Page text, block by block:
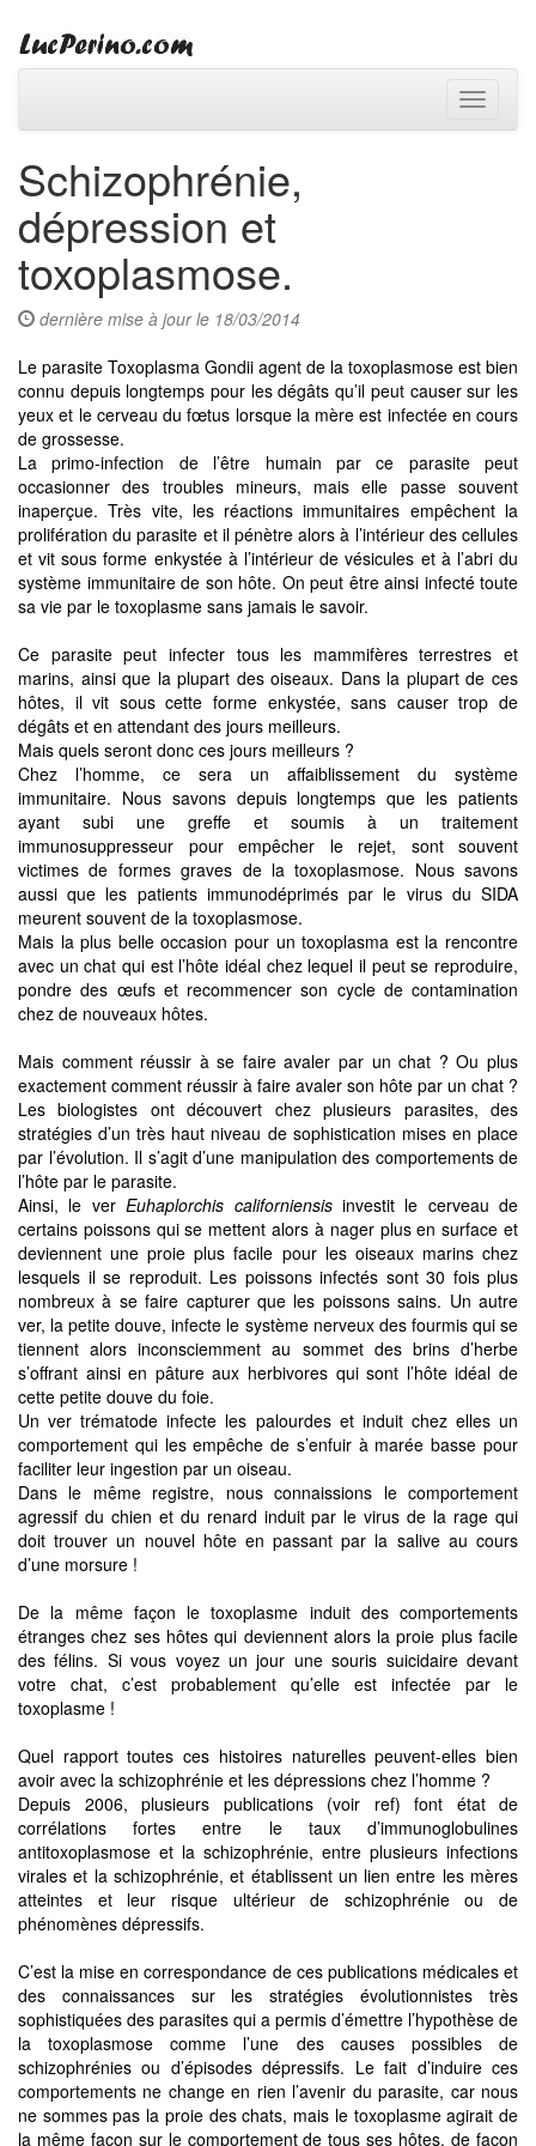
Toggle
Schizophrénie,
dépression et
toxoplasmose.
dernière mise à jour le 18/03/2014
Le parasite Toxoplasma Gondii agent de la toxoplasmose est bien
connu depuis longtemps pour les dégâts qu’il peut causer sur les
yeux et le cerveau du fœtus lorsque la mère est infectée en cours
de grossesse.
La primo-infection de l’être humain par ce parasite peut
occasionner des troubles mineurs, mais elle passe souvent
inaperçue. Très vite, les réactions immunitaires empêchent la
prolifération du parasite et il pénètre alors à l’intérieur des cellules
et vit sous forme enkystée à l’intérieur de vésicules et à l’abri du
système immunitaire de son hôte. On peut être ainsi infecté toute
sa vie par le toxoplasme sans jamais le savoir.
Ce parasite peut infecter tous les mammifères terrestres et
marins, ainsi que la plupart des oiseaux. Dans la plupart de ces
hôtes, il vit sous cette forme enkystée, sans causer trop de
dégâts et en attendant des jours meilleurs.
Mais quels seront donc ces jours meilleurs ?
Chez l’homme, ce sera un affaiblissement du système
immunitaire. Nous savons depuis longtemps que les patients
ayant subi une greffe et soumis à un traitement
immunosuppresseur pour empêcher le rejet, sont souvent
victimes de formes graves de la toxoplasmose. Nous savons
aussi que les patients immunodéprimés par le virus du SIDA
meurent souvent de la toxoplasmose.
Mais la plus belle occasion pour un toxoplasma est la rencontre
avec un chat qui est l’hôte idéal chez lequel il peut se reproduire,
pondre des œufs et recommencer son cycle de contamination
chez de nouveaux hôtes.
Mais comment réussir à se faire avaler par un chat ? Ou plus
exactement comment réussir à faire avaler son hôte par un chat ?
Les biologistes ont découvert chez plusieurs parasites, des
stratégies d’un très haut niveau de sophistication mises en place
par l’évolution. Il s’agit d’une manipulation des comportements de
l’hôte par le parasite.
Ainsi, le verEuhaplorchis californiensisinvestit le cerveau de
certains poissons qui se mettent alors à nager plus en surface et
deviennent une proie plus facile pour les oiseaux marins chez
lesquels il se reproduit. Les poissons infectés sont 30 fois plus
nombreux à se faire capturer que les poissons sains. Un autre
ver, la petite douve, infecte le système nerveux des fourmis qui se
tiennent alors inconsciemment au sommet des brins d’herbe
s’offrant ainsi en pâture aux herbivores qui sont l’hôte idéal de
cette petite douve du foie.
Un ver trématode infecte les palourdes et induit chez elles un
comportement qui les empêche de s’enfuir à marée basse pour
faciliter leur ingestion par un oiseau.
Dans le même registre, nous connaissions le comportement
agressif du chien et du renard induit par le virus de la rage qui
doit trouver un nouvel hôte en passant par la salive au cours
d’une morsure !
De la même façon le toxoplasme induit des comportements
étranges chez ses hôtes qui deviennent alors la proie plus facile
des félins. Si vous voyez un jour une souris suicidaire devant
votre chat, c’est probablement qu’elle est infectée par le
toxoplasme !
Quel rapport toutes ces histoires naturelles peuvent-elles bien
avoir avec la schizophrénie et les dépressions chez l’homme ?
Depuis 2006, plusieurs publications (voir ref) font état de
corrélations fortes entre le taux d’immunoglobulines
antitoxoplasmose et la schizophrénie, entre plusieurs infections
virales et la schizophrénie, et établissent un lien entre les mères
atteintes et leur risque ultérieur de schizophrénie ou de
phénomènes dépressifs.
C’est la mise en correspondance de ces publications médicales et
des connaissances sur les stratégies évolutionnistes très
sophistiquées des parasites qui a permis d’émettre l’hypothèse de
la toxoplasmose comme l’une des causes possibles de
schizophrénies ou d’épisodes dépressifs. Le fait d’induire ces
comportements ne change en rien l’avenir du parasite, car nous
ne sommes pas la proie des chats, mais le toxoplasme agirait de
la même façon sur le comportement de tous ses hôtes, de façon